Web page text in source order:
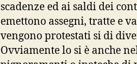
scadenze ed ai saldi dei
emettono assegni, tratte e
vengono protestati si di
Ovviamente lo si è anche